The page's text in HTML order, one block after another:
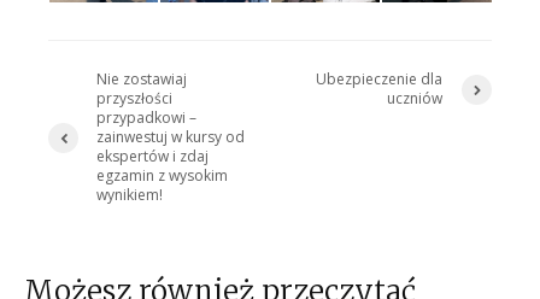
Nie zostawiaj
przyszłości
przypadkowi –
zainwestuj w kursy od
ekspertów i zdaj
egzamin z wysokim
wynikiem!
Ubezpieczenie dla
uczniów
Możesz również przeczytać